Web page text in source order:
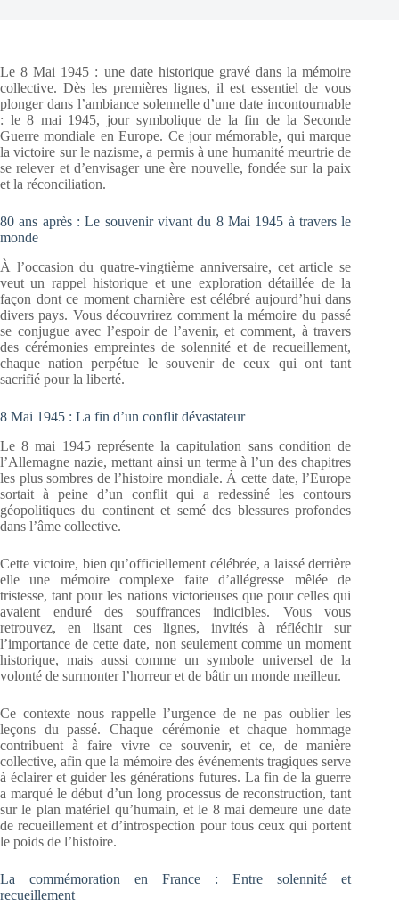
Le 8 Mai 1945 : une date historique gravé dans la mémoire
collective. Dès les premières lignes, il est essentiel de vous
plonger dans l’ambiance solennelle d’une date incontournable
: le 8 mai 1945, jour symbolique de la fin de la Seconde
Guerre mondiale en Europe. Ce jour mémorable, qui marque
la victoire sur le nazisme, a permis à une humanité meurtrie de
se relever et d’envisager une ère nouvelle, fondée sur la paix
et la réconciliation.
80 ans après : Le souvenir vivant du 8 Mai 1945 à travers le
monde
À l’occasion du quatre-vingtième anniversaire, cet article se
veut un rappel historique et une exploration détaillée de la
façon dont ce moment charnière est célébré aujourd’hui dans
divers pays. Vous découvrirez comment la mémoire du passé
se conjugue avec l’espoir de l’avenir, et comment, à travers
des cérémonies empreintes de solennité et de recueillement,
chaque nation perpétue le souvenir de ceux qui ont tant
sacrifié pour la liberté.
8 Mai 1945 : La fin d’un conflit dévastateur
Le 8 mai 1945 représente la capitulation sans condition de
l’Allemagne nazie, mettant ainsi un terme à l’un des chapitres
les plus sombres de l’histoire mondiale. À cette date, l’Europe
sortait à peine d’un conflit qui a redessiné les contours
géopolitiques du continent et semé des blessures profondes
dans l’âme collective.
Cette victoire, bien qu’officiellement célébrée, a laissé derrière
elle une mémoire complexe faite d’allégresse mêlée de
tristesse, tant pour les nations victorieuses que pour celles qui
avaient enduré des souffrances indicibles. Vous vous
retrouvez, en lisant ces lignes, invités à réfléchir sur
l’importance de cette date, non seulement comme un moment
historique, mais aussi comme un symbole universel de la
volonté de surmonter l’horreur et de bâtir un monde meilleur.
Ce contexte nous rappelle l’urgence de ne pas oublier les
leçons du passé. Chaque cérémonie et chaque hommage
contribuent à faire vivre ce souvenir, et ce, de manière
collective, afin que la mémoire des événements tragiques serve
à éclairer et guider les générations futures. La fin de la guerre
a marqué le début d’un long processus de reconstruction, tant
sur le plan matériel qu’humain, et le 8 mai demeure une date
de recueillement et d’introspection pour tous ceux qui portent
le poids de l’histoire.
La commémoration en France : Entre solennité et
recueillement